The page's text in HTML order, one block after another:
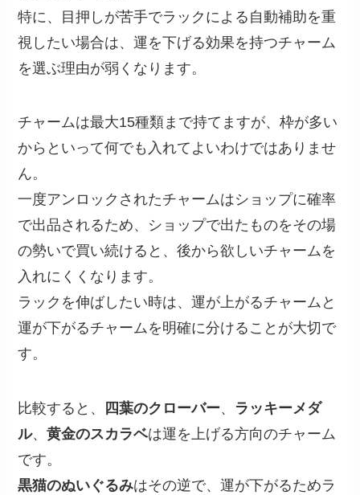
特に、目押しが苦手でラックによる自動補助を重
視したい場合は、運を下げる効果を持つチャーム
を選ぶ理由が弱くなります。
チャームは最大15種類まで持てますが、枠が多い
からといって何でも入れてよいわけではありませ
ん。
一度アンロックされたチャームはショップに確率
で出品されるため、ショップで出たものをその場
の勢いで買い続けると、後から欲しいチャームを
入れにくくなります。
ラックを伸ばしたい時は、運が上がるチャームと
運が下がるチャームを明確に分けることが大切で
す。
比較すると、 四葉のクローバー、 ラッキーメダ
ル、黄金のスカラベは運を上げる方向のチャーム
です。
黒猫のぬいぐるみはその逆で、運が下がるためラ